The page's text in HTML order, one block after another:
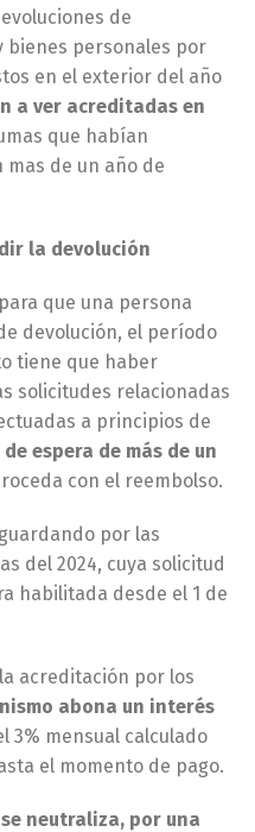
de
bienes personales por
en el exterior del año
a ver acreditadas en
que habían
mas de un año de
la devolución
que una persona
devolución, el período
tiene que haber
solicitudes relacionadas
a principios de
espera de más de un
con el reembolso.
por las
del 2024, cuya solicitud
habilitada desde el 1 de
acreditación por los
abona un interés
3% mensual calculado
el momento de pago.
neutraliza, por una